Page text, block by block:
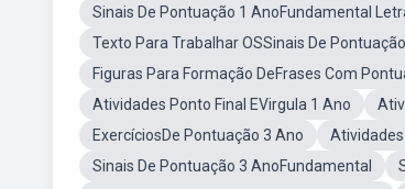
Sinais De Pontuação 1 AnoFundamental
Texto Para Trabalhar OSSinais De
Figuras Para Formação DeFrases Com
Atividades Ponto Final EVirgula 1 Ano
ExercíciosDe Pontuação 3 Ano
Sinais De Pontuação 3 AnoFundamental